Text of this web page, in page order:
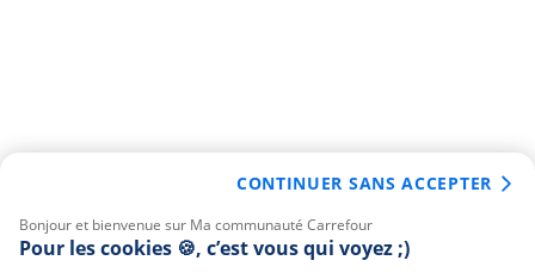
Bonjour et bienvenue sur Ma communauté Carrefour
Pour les cookies 🍪, c’est vous qui voyez ;)
CONTINUER SANS ACCEPTER